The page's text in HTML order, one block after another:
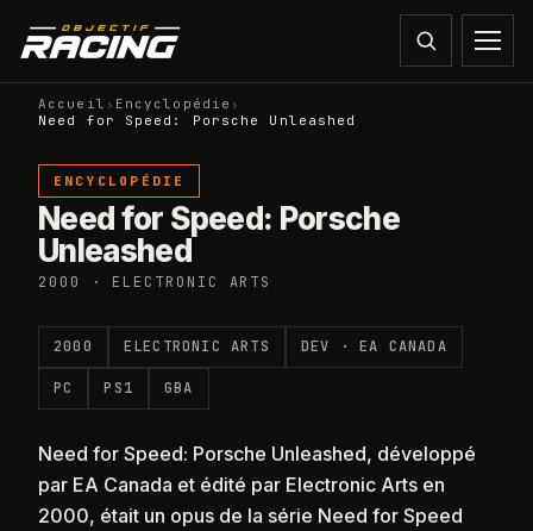
Accueil › Encyclopédie ›
Need for Speed: Porsche Unleashed
ENCYCLOPÉDIE
Need for Speed: Porsche
Unleashed
2000 · ELECTRONIC ARTS
2000 ELECTRONIC ARTS DEV ·EA CANADA
PC PS1 GBA
Need for Speed: Porsche Unleashed, développé
par EA Canada et édité par Electronic Arts en
2000, était un opus de la série Need for Speed